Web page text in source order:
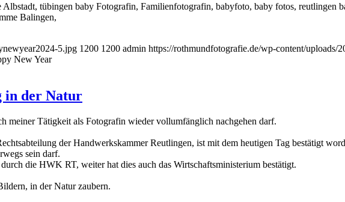
5.jpg 1200 1200 admin https://rothmundfotografie.de/wp-content/uploads/
New Year
in der Natur
meiner Tätigkeit als Fotografin wieder vollumfänglich nachgehen darf.
der Handwerkskammer Reutlingen, ist mit dem heutigen Tag bestätigt
sein darf.
die HWK RT, weiter hat dies auch das Wirtschaftsministerium bestätigt.
in der Natur zaubern.